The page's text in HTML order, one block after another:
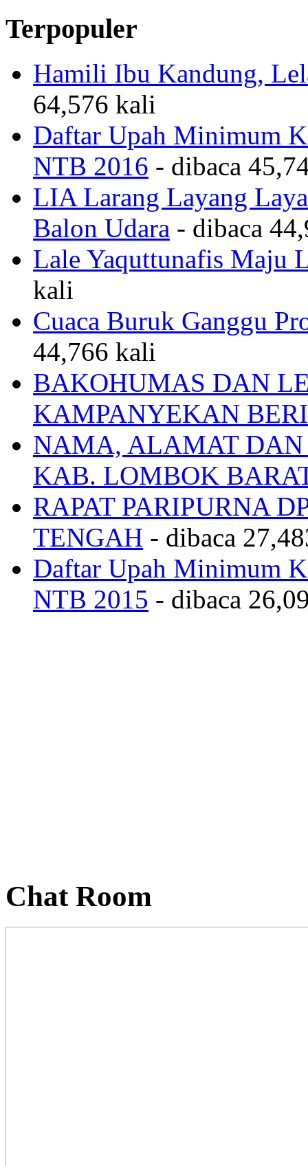
Terpopuler
Hamili Ibu Kandung,
64,576 kali
Daftar Upah Minimum
NTB 2016 - dibaca
LIA Larang Layang
Balon Udara - dibaca
Lale Yaquttunafis Maju
kali
Cuaca Buruk Ganggu
44,766 kali
BAKOHUMAS DAN
KAMPANYEKAN
NAMA, ALAMAT DAN
KAB. LOMBOK
RAPAT PARIPURNA
TENGAH - dibaca
Daftar Upah Minimum
NTB 2015 - dibaca
Chat Room